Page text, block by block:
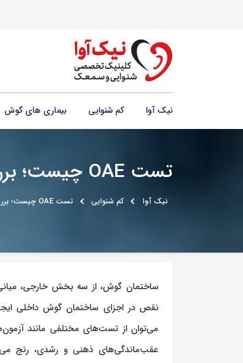
نیک آوا کم شنوایی بیماری های گوش
تست OAE چیست؛ بررسی انواع، نحوه انجام و دقت آزمون OAE
نیک آوا کم شنوایی تست OAE چیست؛ بررسی انواع، نحوه انجام و دقت آزمون OAE
ساختمان گوش، از سه بخش خارجی،
نقص در اجزای ساختمان گوش داخلی
می‌توان از تست‌های مختلفی مانند
عقب‌ماندگی‌های ذهنی و رشدی، رنج